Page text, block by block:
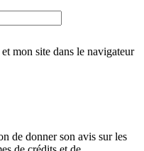
mon site dans le navigateur
de donner son avis sur les